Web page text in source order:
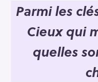
Parmi les
Cieux qui
quelles